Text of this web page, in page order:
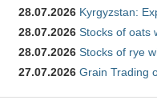
28.07.2026 Kyrgyzstan:
28.07.2026 Stocks of oats
28.07.2026 Stocks of rye
27.07.2026 Grain Trading